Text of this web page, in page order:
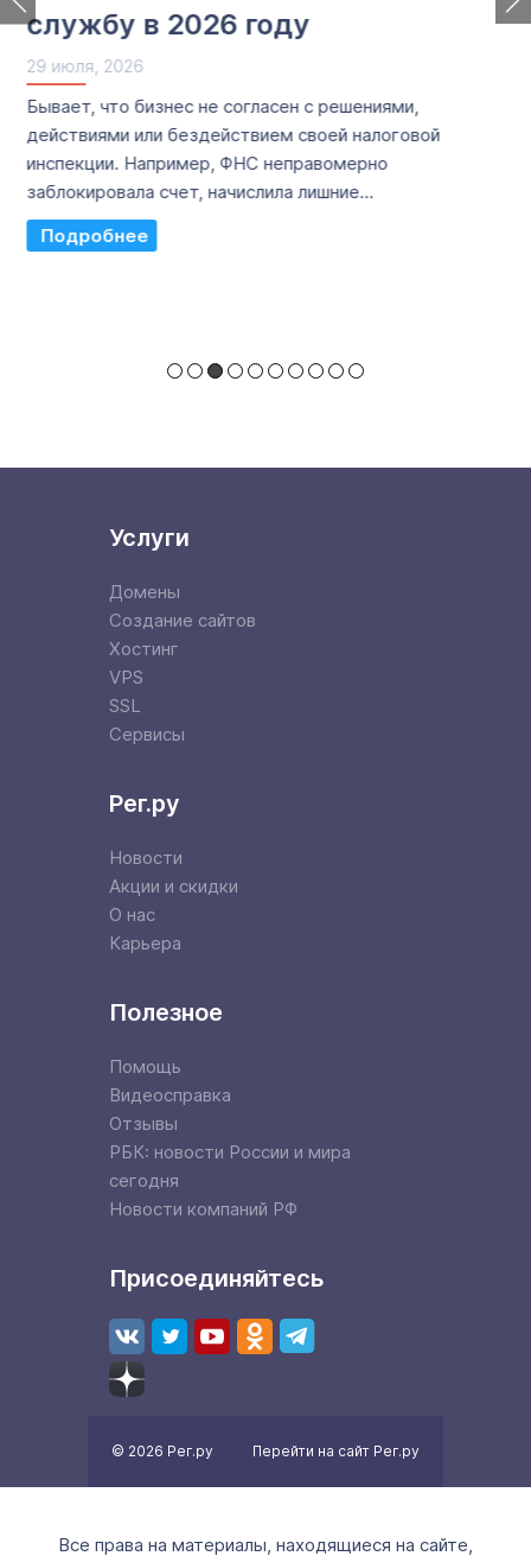
службу в 2026 году
29 июля, 2026
Бывает, что бизнес не согласен с решениями,
действиями или бездействием своей налоговой
инспекции. Например, ФНС неправомерно
заблокировала счет, начислила лишние...
Read More
Услуги
Домены
Создание сайтов
Хостинг
VPS
SSL
Сервисы
Рег.ру
Новости
Акции и скидки
О нас
Карьера
Полезное
Помощь
Видеосправка
Отзывы
РБК: новости России и мира
сегодня
Новости компаний РФ
Присоединяйтесь
© 2026 Рег.ру Перейти на сайт Рег.ру
Все права на материалы, находящиеся на сайте,